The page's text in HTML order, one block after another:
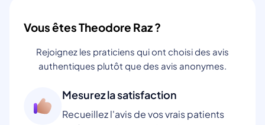
Vous êtes Theodore Raz ?
Rejoignez les praticiens qui ont choisi des avis
authentiques plutôt que des avis anonymes.
Mesurez la satisfaction
Recueillez l'avis de vos vrais patients